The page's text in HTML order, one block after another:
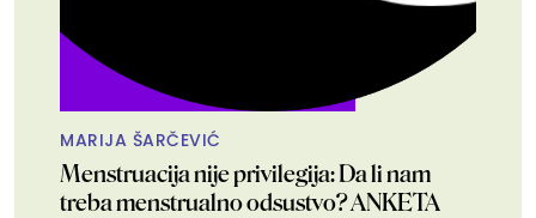
MARIJA ŠARČEVIĆ
Menstruacija nije privilegija: Da li nam
treba menstrualno odsustvo? ANKETA